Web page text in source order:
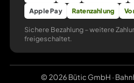
Apple Pay
Ratenzahlung
Sichere Bezahlung – weitere
freigeschaltet.
© 2026 Bütic GmbH ·